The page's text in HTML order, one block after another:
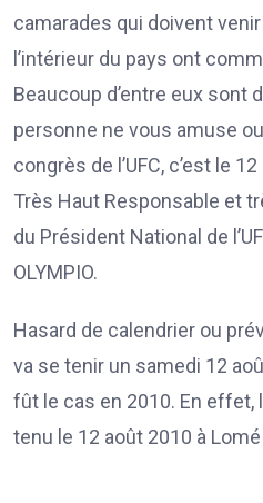
camarades qui doivent venir
l’intérieur du pays ont
Beaucoup d’entre eux sont
personne ne vous amuse
congrès de l’UFC, c’est le
Très Haut Responsable et
du Président National de
OLYMPIO.
Hasard de calendrier ou
va se tenir un samedi 12
fût le cas en 2010. En effet,
tenu le 12 août 2010 à Lomé